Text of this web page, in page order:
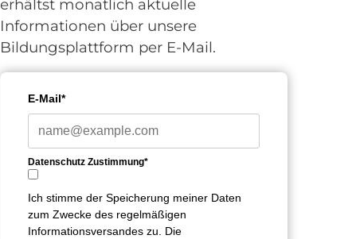
erhältst monatlich aktuelle
Informationen über unsere
Bildungsplattform per E-Mail.
E-Mail*
Datenschutz Zustimmung*
Ich stimme der Speicherung meiner Daten
zum Zwecke des regelmäßigen
Informationsversandes zu. Die